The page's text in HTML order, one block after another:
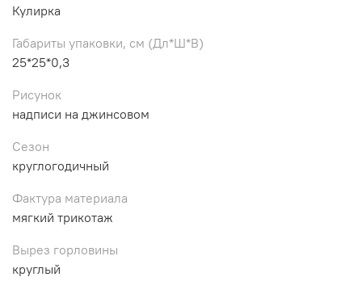
Кулирка
Габариты упаковки, см (Дл*Ш*В)
25*25*0,3
Рисунок
надписи на джинсовом
Сезон
круглогодичный
Фактура материала
мягкий трикотаж
Вырез горловины
круглый